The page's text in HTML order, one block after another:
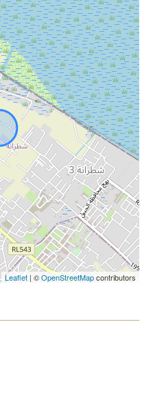
Leaflet | ©OpenStreetMapcontributors